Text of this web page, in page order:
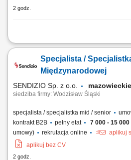
2 godz.
Miejsce pracy: Irlandia lub Wielka Brytania
niepełnosprawnościami w ich miejscu
wykonywaniu codziennych czynności,
Specjalista /
Międzynarodowej
SENDIZIO Sp. z o.o.
siedziba firmy: Wodzisław Śląski
specjalista / specjalistka mid / senior
kontrakt B2B
pełny etat 7 000 - 15 000
umowy)
rekrutacja online
aplikuj
aplikuj bez CV
2 godz.